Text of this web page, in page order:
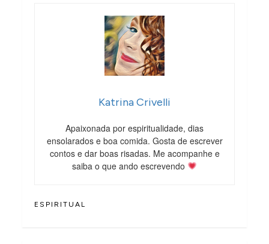
Katrina Crivelli
Apaixonada por espiritualidade, dias
ensolarados e boa comida. Gosta de escrever
contos e dar boas risadas. Me acompanhe e
saiba o que ando escrevendo
ESPIRITUAL